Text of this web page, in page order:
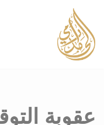
تخطى
إلى
المحتوى
عقوبة